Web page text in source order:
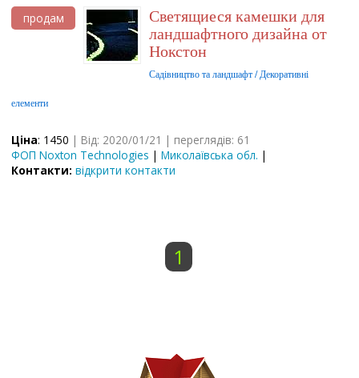
продам Светящиеся камешки для
ландшафтного дизайна от
Нокстон
Садівництво та ландшафт / Декоративні
елементи
Ціна: 1450 | Від: 2020/01/21 | переглядів: 61
ФОП Noxton Technologies |Миколаївська обл. |
Контакти: відкрити контакти
1